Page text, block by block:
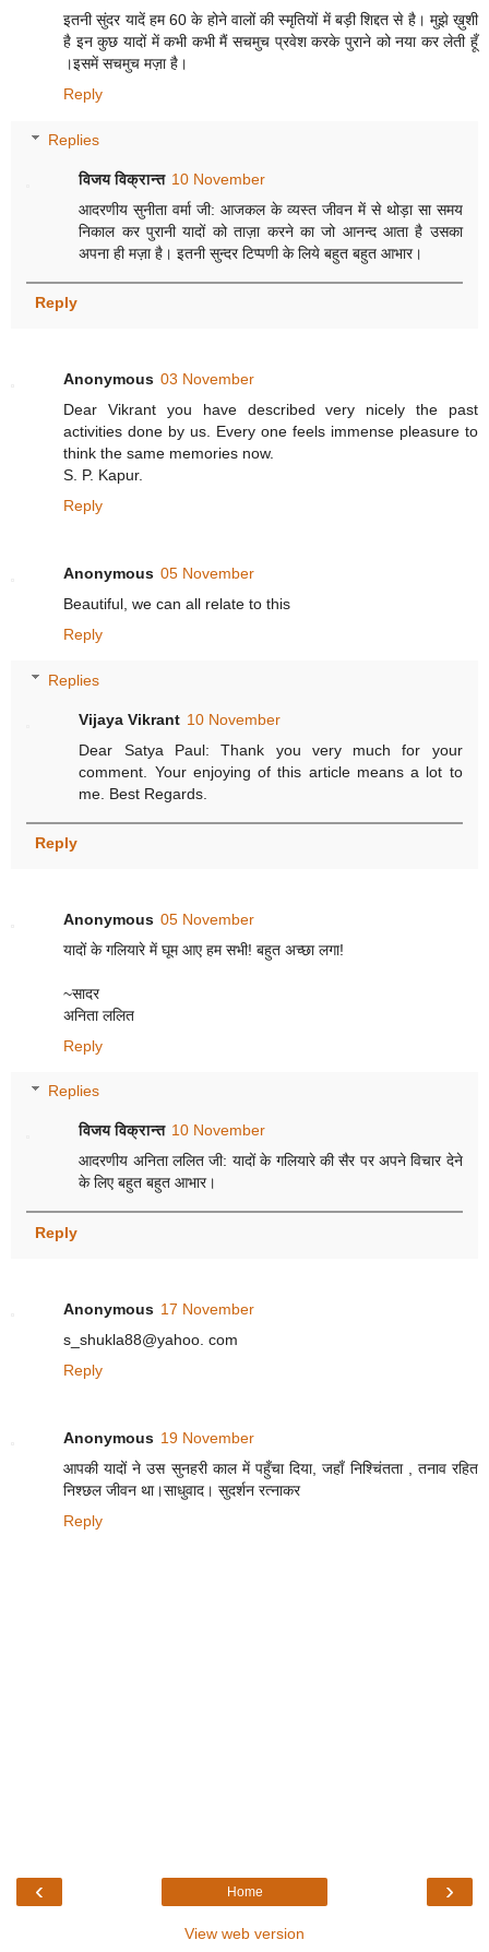
इतनी सुंदर यादें हम 60 के होने वालों की स्मृतियों में बड़ी शिद्दत से है। मुझे ख़ुशी
है इन कुछ यादों में कभी कभी मैं सचमुच प्रवेश करके पुराने को नया कर लेती हूँ
।इसमें सचमुच मज़ा है।
Reply
Replies
विजय विक्रान्त 10 November
आदरणीय सुनीता वर्मा जी: आजकल के व्यस्त जीवन में से थोड़ा सा समय
निकाल कर पुरानी यादों को ताज़ा करने का जो आनन्द आता है उसका
अपना ही मज़ा है। इतनी सुन्दर टिप्पणी के लिये बहुत बहुत आभार।
Reply
Anonymous 03 November
Dear Vikrant you have described very nicely the past
activities done by us. Every one feels immense pleasure to
think the same memories now.
S. P. Kapur.
Reply
Anonymous 05 November
Beautiful, we can all relate to this
Reply
Replies
Vijaya Vikrant 10 November
Dear Satya Paul: Thank you very much for your
comment. Your enjoying of this article means a lot to
me. Best Regards.
Reply
Anonymous 05 November
यादों के गलियारे में घूम आए हम सभी! बहुत अच्छा लगा!
~सादर
अनिता ललित
Reply
Replies
विजय विक्रान्त 10 November
आदरणीय अनिता ललित जी: यादों के गलियारे की सैर पर अपने विचार देने
के लिए बहुत बहुत आभार।
Reply
Anonymous 17 November
s_shukla88@yahoo. com
Reply
Anonymous 19 November
आपकी यादों ने उस सुनहरी काल में पहुँचा दिया, जहाँ निश्चिंतता , तनाव रहित
निश्छल जीवन था।साधुवाद। सुदर्शन रत्नाकर
Reply
‹ ›
Home
View web version